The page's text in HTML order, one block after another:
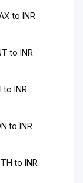
to INR
to INR
to INR
to INR
to INR